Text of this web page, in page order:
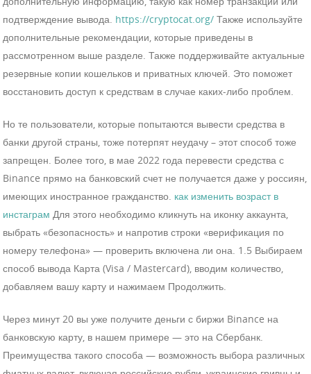
подтверждение вывода. https://cryptocat.org/ Также используйте
дополнительные рекомендации, которые приведены в
рассмотренном выше разделе. Также поддерживайте актуальные
резервные копии кошельков и приватных ключей. Это поможет
восстановить доступ к средствам в случае каких-либо проблем.
Но те пользователи, которые попытаются вывести средства в
банки другой страны, тоже потерпят неудачу – этот способ тоже
запрещен. Более того, в мае 2022 года перевести средства с
Binance прямо на банковский счет не получается даже у россиян,
имеющих иностранное гражданство. как изменить возраст в
инстаграм Для этого необходимо кликнуть на иконку аккаунта,
выбрать «безопасность» и напротив строки «верификация по
номеру телефона» — проверить включена ли она. 1.5 Выбираем
способ вывода Карта (Visa / Mastercard), вводим количество,
добавляем вашу карту и нажимаем Продолжить.
Через минут 20 вы уже получите деньги с биржи Binance на
банковскую карту, в нашем примере — это на Сбербанк.
Преимущества такого способа — возможность выбора различных